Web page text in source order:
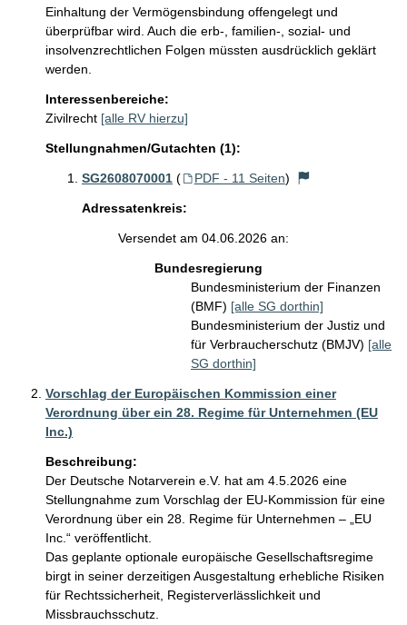
Einhaltung der Vermögensbindung offengelegt und
überprüfbar wird. Auch die erb-, familien-, sozial- und
insolvenzrechtlichen Folgen müssten ausdrücklich geklärt
werden.
Interessenbereiche:
Zivilrecht [alle RV hierzu]
Stellungnahmen/Gutachten (1):
SG2608070001 ( PDF - 11 Seiten)
Adressatenkreis:
Versendet am 04.06.2026 an:
Bundesregierung
Bundesministerium der Finanzen
(BMF) [alle SG dorthin]
Bundesministerium der Justiz und
für Verbraucherschutz (BMJV) [alle
SG dorthin]
Vorschlag der Europäischen Kommission einer
Verordnung über ein 28. Regime für Unternehmen (EU
Inc.)
Beschreibung:
Der Deutsche Notarverein e.V. hat am 4.5.2026 eine
Stellungnahme zum Vorschlag der EU-Kommission für eine
Verordnung über ein 28. Regime für Unternehmen – „EU
Inc.“ veröffentlicht.
Das geplante optionale europäische Gesellschaftsregime
birgt in seiner derzeitigen Ausgestaltung erhebliche Risiken
für Rechtssicherheit, Registerverlässlichkeit und
Missbrauchsschutz.